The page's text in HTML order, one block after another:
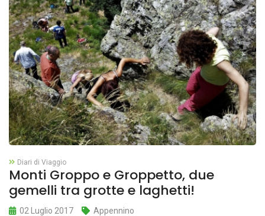
Diari di Viaggio
Monti Groppo e Groppetto, due
gemelli tra grotte e laghetti!
02 Luglio 2017 Appennino